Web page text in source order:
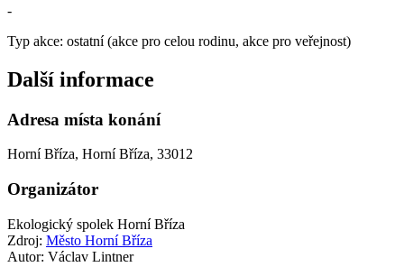
-
Typ akce: ostatní (akce pro celou rodinu, akce pro veřejnost)
Další informace
Adresa místa konání
Horní Bříza, Horní Bříza, 33012
Organizátor
Ekologický spolek Horní Bříza
Zdroj: Město Horní Bříza
Autor: Václav Lintner